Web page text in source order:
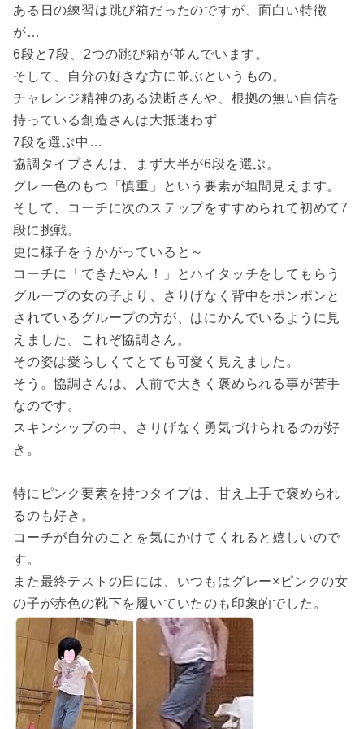
ある日の練習は跳び箱だったのですが、面白い特徴
が…
6段と7段、2つの跳び箱が並んでいます。
そして、自分の好きな方に並ぶというもの。
チャレンジ精神のある決断さんや、根拠の無い自信を
持っている創造さんは大抵迷わず
7段を選ぶ中…
協調タイプさんは、まず大半が6段を選ぶ。
グレー色のもつ「慎重」という要素が垣間見えます。
そして、コーチに次のステップをすすめられて初めて7
段に挑戦。
更に様子をうかがっていると～
コーチに「できたやん！」とハイタッチをしてもらう
グループの女の子より、さりげなく背中をポンポンと
されているグループの方が、はにかんでいるように見
えました。これぞ協調さん。
その姿は愛らしくてとても可愛く見えました。
そう。協調さんは、人前で大きく褒められる事が苦手
なのです。
スキンシップの中、さりげなく勇気づけられるのが好
き。
特にピンク要素を持つタイプは、甘え上手で褒められ
るのも好き。
コーチが自分のことを気にかけてくれると嬉しいので
す。
また最終テストの日には、いつもはグレー×ピンクの女
の子が赤色の靴下を履いていたのも印象的でした。